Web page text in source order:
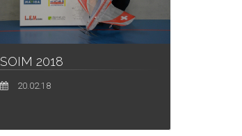
SOIM 2018
20.02.18